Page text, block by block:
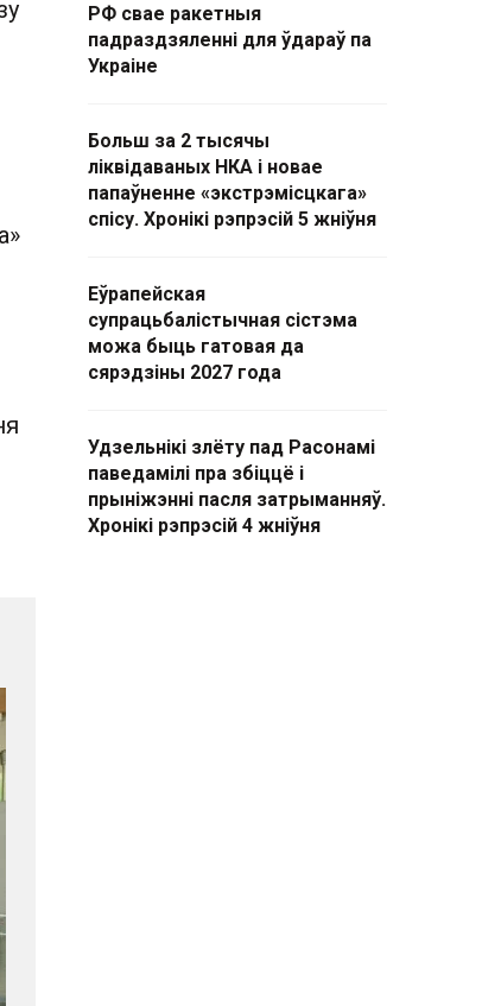
РФ свае ракетныя
падраздзяленні для ўдараў па
Украіне
Больш за 2 тысячы
ліквідаваных НКА і новае
папаўненне «экстрэмісцкага»
спісу. Хронікі рэпрэсій 5 жніўня
Еўрапейская
супрацьбалістычная сістэма
можа быць гатовая да
сярэдзіны 2027 года
Удзельнікі злёту пад Расонамі
паведамілі пра збіццё і
прыніжэнні пасля затрыманняў.
Хронікі рэпрэсій 4 жніўня